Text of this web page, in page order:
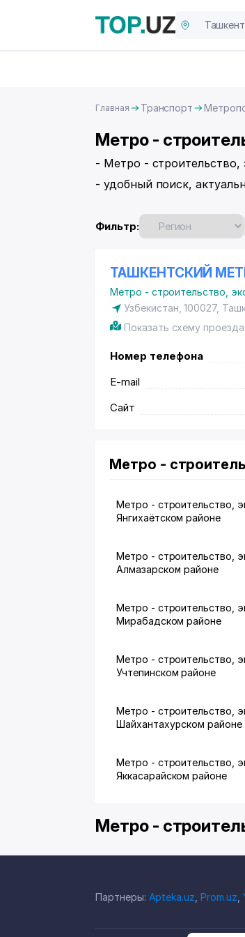
Главная Транспорт
Метро -
- Метро - строительство,
- удобный поиск,
Фильтр:
ТАШКЕНТСКИЙ
Метро - строительство,
Узбекистан, 100027,
Показать схему
Номер телефона
E-mail
Сайт
Метро -
Метро - строительство,
Янгихаётском районе
Метро - строительство,
Алмазарском районе
Метро - строительство,
Мирабадском районе
Метро - строительство,
Учтепинском районе
Метро - строительство,
Шайхантахурском районе
Метро - строительство,
Яккасарайском районе
Метро -
Партнеры: Apteka.uz Prom.uz